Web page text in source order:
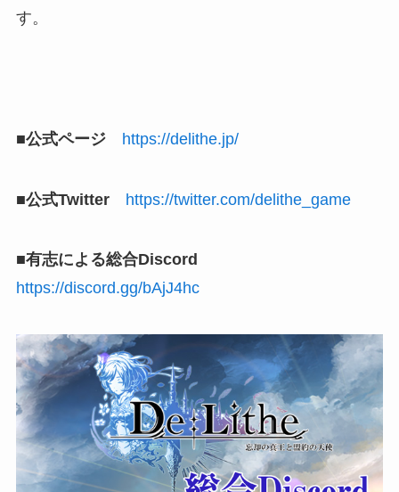
す。
■公式ページ https://delithe.jp/
■公式Twitter https://twitter.com/delithe_game
■有志による総合Discord
https://discord.gg/bAjJ4hc